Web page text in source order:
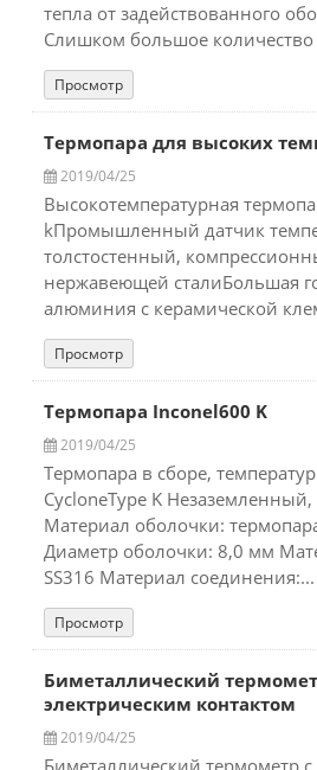
тепла от задействованного
Слишком большое количество
Просмотр
Термопара для высоких
2019/04/25
Высокотемпературная
kПромышленный датчик
толстостенный,
нержавеющей сталиБольшая
алюминия с керамической
Просмотр
Термопара Inconel600 K
2019/04/25
Термопара в сборе,
CycloneType K
Материал оболочки:
Диаметр оболочки: 8,0 мм
SS316 Материал соединения:...
Просмотр
Биметаллический
электрическим контактом
2019/04/25
Биметаллический термометр